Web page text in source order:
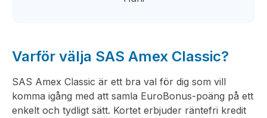
Varför välja SAS Amex Classic?
SAS Amex Classic är ett bra val för dig som vill
komma igång med att samla EuroBonus-poäng på ett
enkelt och tydligt sätt. Kortet erbjuder räntefri kredit